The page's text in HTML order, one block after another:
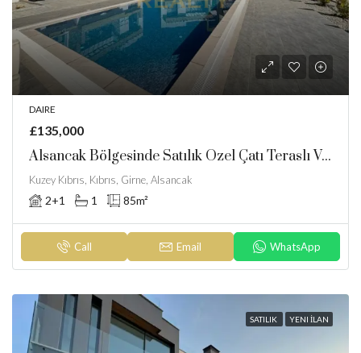
DAIRE
£135,000
Alsancak Bölgesinde Satılık Özel Çatı Teraslı Ve Ortak Havuzlu Daire
Kuzey Kıbrıs, Kıbrıs, Girne, Alsancak
2+1 1 85m²
Call Email WhatsApp
SATILIK YENI İLAN